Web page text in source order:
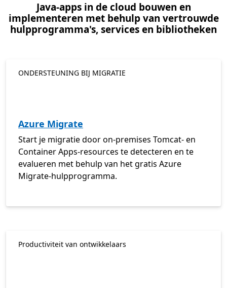
Java-apps in de cloud bouwen en
implementeren met behulp van vertrouwde
hulpprogramma's, services en bibliotheken
ONDERSTEUNING BIJ MIGRATIE
Azure Migrate
Start je migratie door on-premises Tomcat- en
Container Apps-resources te detecteren en te
evalueren met behulp van het gratis Azure
Migrate-hulpprogramma.
Productiviteit van ontwikkelaars